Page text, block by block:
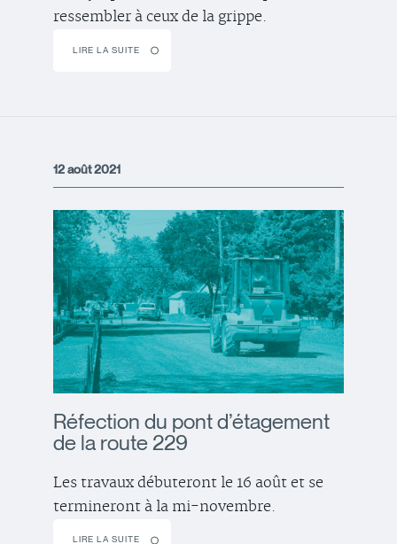
ressembler à ceux de la grippe.
LIRE LA SUITE
12 août 2021
Réfection du pont d’étagement
de la route 229
Les travaux débuteront le 16 août et se
termineront à la mi-novembre.
LIRE LA SUITE